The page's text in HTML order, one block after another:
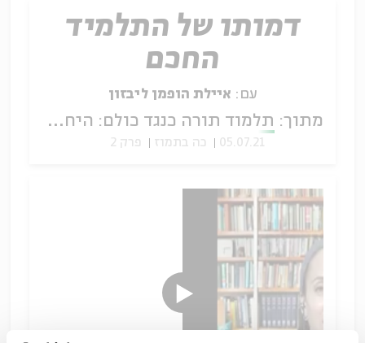
דמותו של התלמיד
החכם
עם: איילת הופמן ליבזון
מתוך: תלמוד תורה כנגד כולם: היחס בין לימוד תורה לעולם המעשה בספרות התלמודית
05.07.21 כה בתמוז פרק 2